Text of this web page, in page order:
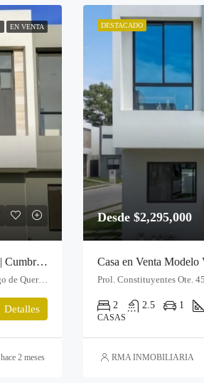
EN VENTA
Casa en Venta Modelo Vela en Santaluz Residencial | Cumbres del Marqués, Querétaro
Prol. Constituyentes Ote. 455, Villas la cañada, 76240 Santiago de Querétaro, Qro.
Detalles
hace 2 meses
DESTACADO
Desde $2,295,000
Casa en Venta Modelo
2 2.5 1
CASAS
RMA INMOBILIARIA